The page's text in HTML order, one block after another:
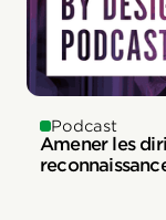
Podcast
Amener les